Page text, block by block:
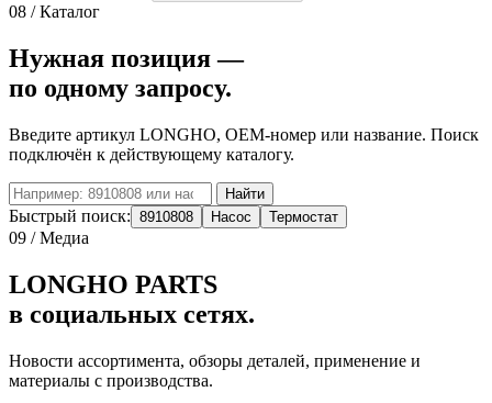
08 / Каталог
Нужная позиция —
по одному запросу.
Введите артикул LONGHO, OEM-номер или название. Поиск
подключён к действующему каталогу.
Найти
Быстрый поиск: 8910808 Насос Термостат
09 / Медиа
LONGHO PARTS
в социальных сетях.
Новости ассортимента, обзоры деталей, применение и
материалы с производства.